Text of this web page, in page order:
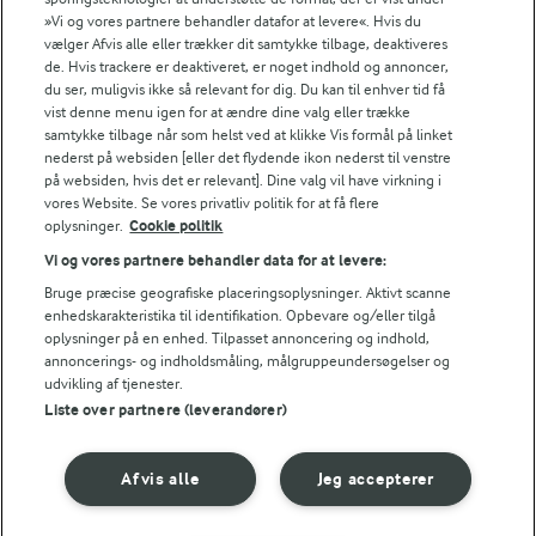
Fødevarestyrelsens smiley-rapporter for Jörd
Fødevarestyrelsens smiley-rapporter for Lurpak PB
Følg
© 2026 Arla Foods
Vælg en anden cookies
Betingelser for brug
»Vi og vores partnere behandler datafor at levere«. Hvis du
vælger Afvis alle eller trækker dit samtykke tilbage, deaktiveres
de. Hvis trackere er deaktiveret, er noget indhold og annoncer,
du ser, muligvis ikke så relevant for dig. Du kan til enhver tid få
vist denne menu igen for at ændre dine valg eller trække
samtykke tilbage når som helst ved at klikke Vis formål på linket
nederst på websiden [eller det flydende ikon nederst til venstre
på websiden, hvis det er relevant]. Dine valg vil have virkning i
vores Website. Se vores privatliv politik for at få flere
oplysninger. Cookie politik
Vi og vores partnere behandler data for at levere:
Bruge præcise geografiske placeringsoplysninger. Aktivt scanne
enhedskarakteristika til identifikation. Opbevare og/eller tilgå
oplysninger på en enhed. Tilpasset annoncering og indhold,
annoncerings- og indholdsmåling, målgruppeundersøgelser og
udvikling af tjenester.
Liste over partnere (leverandører)
Jeg accepterer
Afvis alle